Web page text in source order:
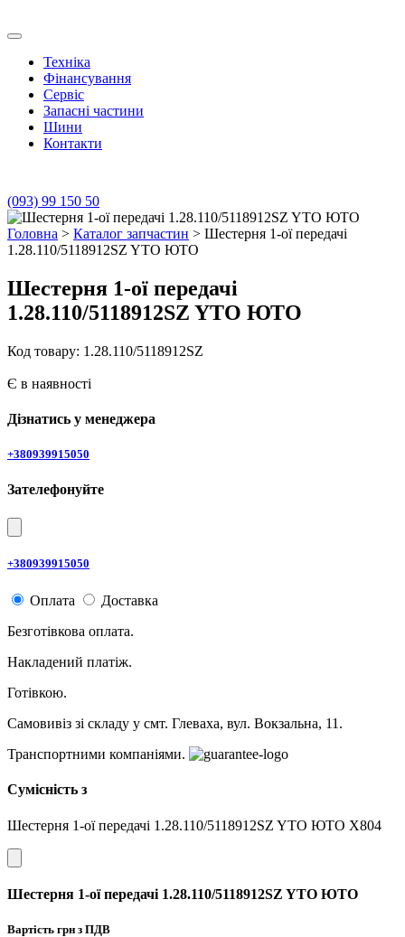
to
Техніка
Фінансування
Сервіс
Запасні частини
Шини
Контакти
(093) 99 150 50
Головна > Каталог запчастин > Шестерня 1-ої передачі
1.28.110/5118912SZ YTO ЮТО
Шестерня 1-ої передачі
1.28.110/5118912SZ YTO ЮТО
Код товару: 1.28.110/5118912SZ
Є в наявності
Дізнатись у менеджера
+380939915050
Зателефонуйте
+380939915050
Оплата
Доставка
Безготівкова оплата.
Накладений платіж.
Готівкою.
Самовивіз зі складу у смт. Глеваха, вул. Вокзальна, 11.
Транспортними компаніями.
Сумісність з
Шестерня 1-ої передачі 1.28.110/5118912SZ YTO ЮТО X804
Шестерня 1-ої передачі 1.28.110/5118912SZ YTO ЮТО
Вартість грн з ПДВ